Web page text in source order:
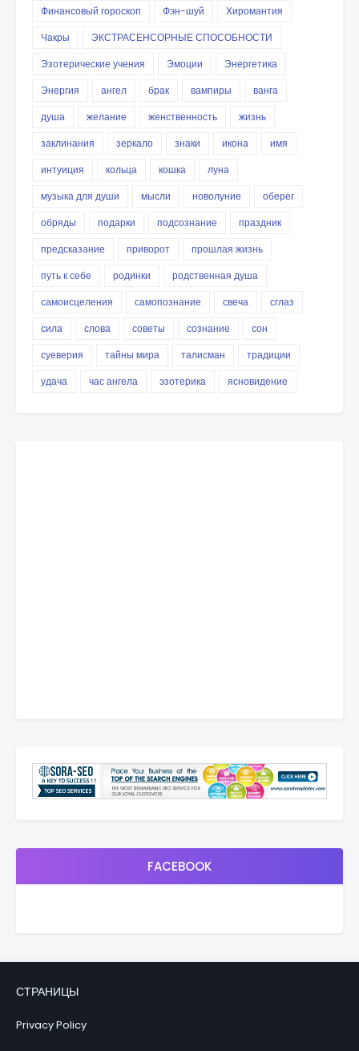
Финансовый гороскоп
Фэн-шуй
Хиромантия
Чакры
ЭКСТРАСЕНСОРНЫЕ СПОСОБНОСТИ
Эзотерические учения
Эмоции
Энергетика
Энергия
ангел брак вампиры
ванга
душа
желание женственность
жизнь
заклинания
зеркало знаки икона
имя
интуиция
кольца кошка
луна
музыка для души
мысли новолуние
оберег
обряды
подарки подсознание
праздник
предсказание
приворот
прошлая жизнь
путь к себе
родинки
родственная душа
самоисцеления
самопознание свеча
сглаз
сила
слова советы сознание
сон
суеверия
тайны мира талисман
традиции
удача
час ангела эзотерика ясновидение
FACEBOOK
СТРАНИЦЫ
Privacy Policy